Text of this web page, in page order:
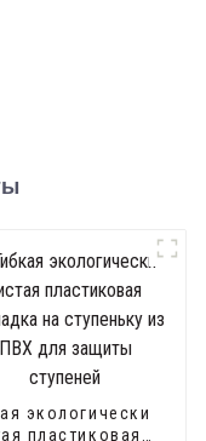
экологически
пластиковая